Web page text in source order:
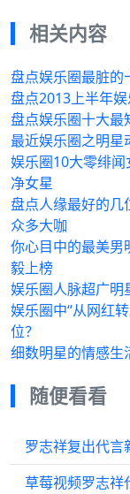
相关内容
盘点娱乐圈最脏的
盘点2013上半年
盘点娱乐圈十大最
最近娱乐圈之明星
娱乐圈10大零绯
净女星
盘点人缘最好的几
众多大咖
你心目中的最美男
毅上榜
娱乐圈人脉超广明
娱乐圈中“从网红
位？
细数明星的情感生
随便看看
草莓视频罗志祥